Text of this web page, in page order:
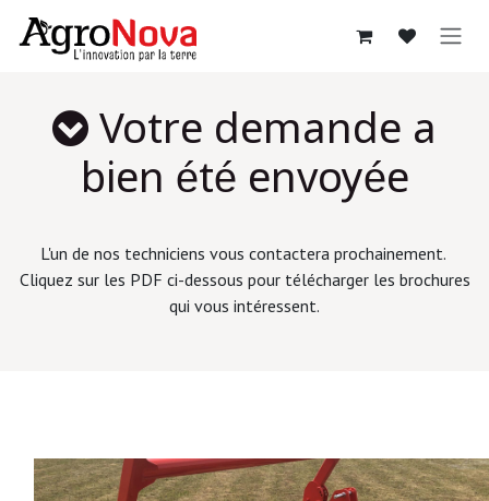
Votre demande a
bien été envoyée
L'un de nos techniciens vous contactera prochainement.
Cliquez sur les PDF ci-dessous pour télécharger les brochures
qui vous intéressent.